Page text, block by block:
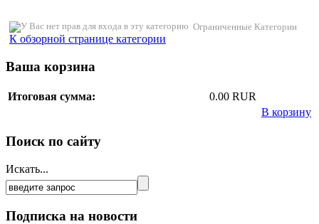
Ограниченные Категории
К обзорной странице категории
Ваша корзина
Итоговая сумма:
0.00 RUR
В корзину
Поиск по сайту
Искать...
Подписка на новости